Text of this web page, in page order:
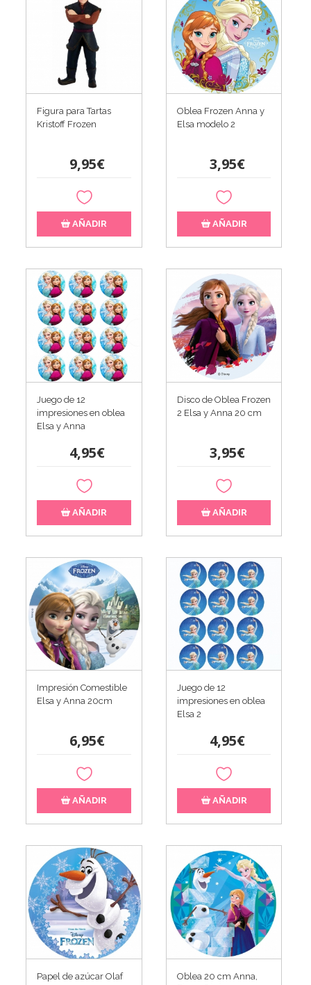
Figura para Tartas
Kristoff Frozen
9,95€
AÑADIR
Oblea Frozen Anna y
Elsa modelo 2
3,95€
AÑADIR
Juego de 12
impresiones en oblea
Elsa y Anna
4,95€
AÑADIR
Disco de Oblea Frozen
2 Elsa y Anna 20 cm
3,95€
AÑADIR
Impresión Comestible
Elsa y Anna 20cm
6,95€
AÑADIR
Juego de 12
impresiones en oblea
Elsa 2
4,95€
AÑADIR
Papel de azúcar Olaf
Oblea 20 cm Anna,